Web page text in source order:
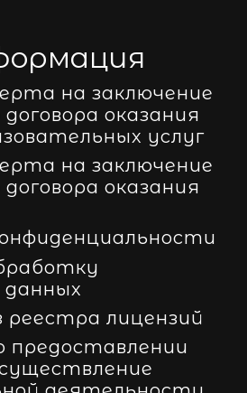
на заключение
оказания
услуг
на заключение
оказания
данных
реестра лицензий
предоставлении